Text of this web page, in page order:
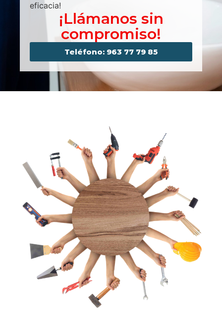
eficacia!
¡Llámanos sin
compromiso!
Teléfono: 963 77 79 85